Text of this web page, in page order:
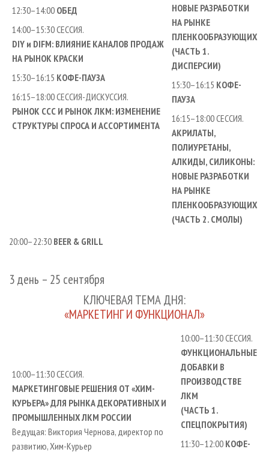
12:30–14:00 ОБЕД
14:00–15:30 СЕССИЯ.
DIY и DIFM: ВЛИЯНИЕ КАНАЛОВ ПРОДАЖ
НА РЫНОК КРАСКИ
15:30–16:15 КОФЕ-ПАУЗА
16:15–18:00 СЕССИЯ-ДИСКУССИЯ.
РЫНОК ССС И РЫНОК ЛКМ: ИЗМЕНЕНИЕ
СТРУКТУРЫ СПРОСА И АССОРТИМЕНТА
НОВЫЕ РАЗРАБОТКИ
НА РЫНКЕ
ПЛЕНКООБРАЗУЮЩИХ
(ЧАСТЬ 1.
ДИСПЕРСИИ)
15:30–16:15 КОФЕ-
ПАУЗА
16:15–18:00 СЕССИЯ.
АКРИЛАТЫ,
ПОЛИУРЕТАНЫ,
АЛКИДЫ, СИЛИКОНЫ:
НОВЫЕ РАЗРАБОТКИ
НА РЫНКЕ
ПЛЕНКООБРАЗУЮЩИХ
(ЧАСТЬ 2. СМОЛЫ)
20:00–22:30 BEER & GRILL
3 день – 25 сентября
КЛЮЧЕВАЯ ТЕМА ДНЯ:
«МАРКЕТИНГ И ФУНКЦИОНАЛ»
10:00–11:30 СЕССИЯ.
МАРКЕТИНГОВЫЕ РЕШЕНИЯ ОТ «ХИМ-
КУРЬЕРА» ДЛЯ РЫНКА ДЕКОРАТИВНЫХ И
ПРОМЫШЛЕННЫХ ЛКМ РОССИИ
Ведущая: Виктория Чернова, директор по
развитию, Хим-Курьер
10:00–11:30 СЕССИЯ.
ФУНКЦИОНАЛЬНЫЕ
ДОБАВКИ В
ПРОИЗВОДСТВЕ
ЛКМ
(ЧАСТЬ 1.
СПЕЦПОКРЫТИЯ)
11:30–12:00 КОФЕ-